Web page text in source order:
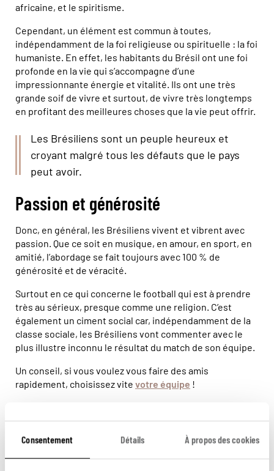
Consentement Détails À propos des cookies
africaine, et le spiritisme.
Cependant, un élément est commun à toutes,
indépendamment de la foi religieuse ou spirituelle : la foi
humaniste. En effet, les habitants du Brésil ont une foi
profonde en la vie qui s’accompagne d’une
impressionnante énergie et vitalité. Ils ont une très
grande soif de vivre et surtout, de vivre très longtemps
en profitant des meilleures choses que la vie peut offrir.
Les Brésiliens sont un peuple heureux et
croyant malgré tous les défauts que le pays
peut avoir.
Passion et générosité
Donc, en général, les Brésiliens vivent et vibrent avec
passion. Que ce soit en musique, en amour, en sport, en
amitié, l’abordage se fait toujours avec 100 % de
générosité et de véracité.
Surtout en ce qui concerne le football qui est à prendre
très au sérieux, presque comme une religion. C’est
également un ciment social car, indépendamment de la
classe sociale, les Brésiliens vont commenter avec le
plus illustre inconnu le résultat du match de son équipe.
Un conseil, si vous voulez vous faire des amis
rapidement, choisissez vite votre équipe !